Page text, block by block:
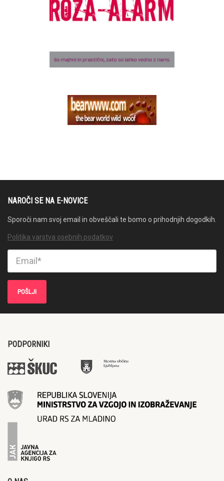
NAROČI SE NA E-NOVICE
Sporoči nam svoj email in obveščali te bomo o prihodnjih dogodkih.
Politika varstva osebnih podatkov
PODPORNIKI